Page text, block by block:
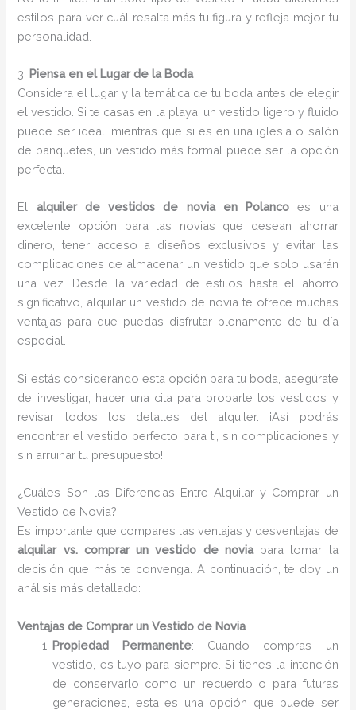
estilos para ver cuál resalta más tu figura y refleja mejor tu
personalidad.
3. Piensa en el Lugar de la Boda
Considera el lugar y la temática de tu boda antes de elegir
el vestido. Si te casas en la playa, un vestido ligero y fluido
puede ser ideal; mientras que si es en una iglesia o salón
de banquetes, un vestido más formal puede ser la opción
perfecta.
El alquiler de vestidos de novia en Polanco es una
excelente opción para las novias que desean ahorrar
dinero, tener acceso a diseños exclusivos y evitar las
complicaciones de almacenar un vestido que solo usarán
una vez. Desde la variedad de estilos hasta el ahorro
significativo, alquilar un vestido de novia te ofrece muchas
ventajas para que puedas disfrutar plenamente de tu día
especial.
Si estás considerando esta opción para tu boda, asegúrate
de investigar, hacer una cita para probarte los vestidos y
revisar todos los detalles del alquiler. ¡Así podrás
encontrar el vestido perfecto para ti, sin complicaciones y
sin arruinar tu presupuesto!
¿Cuáles Son las Diferencias Entre Alquilar y Comprar un
Vestido de Novia?
Es importante que compares las ventajas y desventajas de
alquilar vs. comprar un vestido de noviapara tomar la
decisión que más te convenga. A continuación, te doy un
análisis más detallado:
Ventajas de Comprar un Vestido de Novia
Propiedad Permanente: Cuando compras un
vestido, es tuyo para siempre. Si tienes la intención
de conservarlo como un recuerdo o para futuras
generaciones, esta es una opción que puede ser